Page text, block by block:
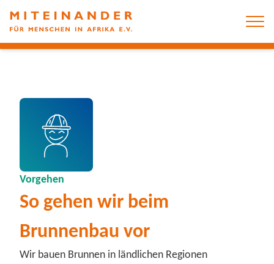
Vorgehen
So gehen wir beim
Brunnenbau vor
Wir bauen Brunnen in ländlichen Regionen